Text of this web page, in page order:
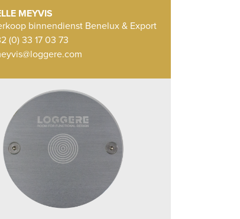
MEYVIS
binnendienst Benelux & Export
(0) 33 17 03 73